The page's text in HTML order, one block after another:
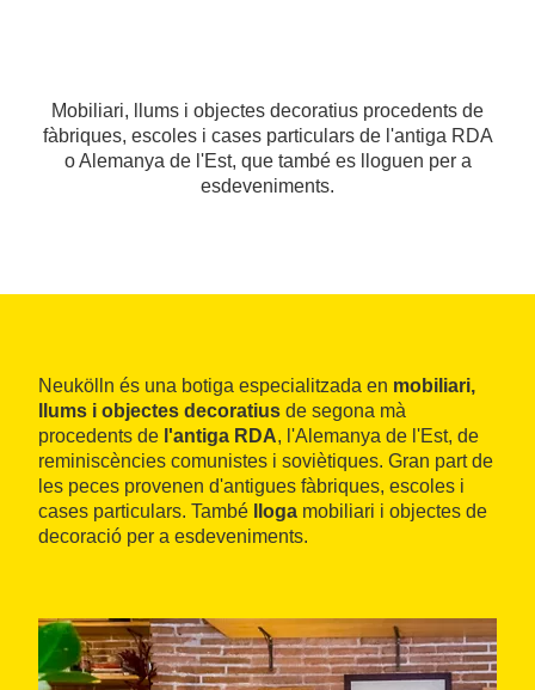
Mobiliari, llums i objectes decoratius procedents de
fàbriques, escoles i cases particulars de l'antiga RDA
o Alemanya de l'Est, que també es lloguen per a
esdeveniments.
Neukölln és una botiga especialitzada en mobiliari,
llums i objectes decoratius de segona mà
procedents de l'antiga RDA, l'Alemanya de l'Est, de
reminiscències comunistes i soviètiques. Gran part de
les peces provenen d'antigues fàbriques, escoles i
cases particulars. També
lloga mobiliari i objectes de
decoració per a esdeveniments.